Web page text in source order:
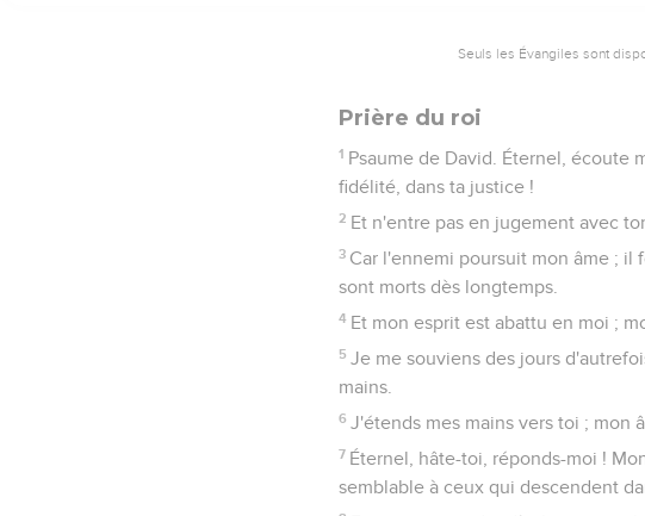
Seuls les Évangiles sont
Prière du roi
1 Psaume de David. Éternel, écoute
fidélité, dans ta justice !
2 Et n'entre pas en jugement avec
3 Car l'ennemi poursuit mon âme ; il
sont morts dès longtemps.
4 Et mon esprit est abattu en moi ;
5 Je me souviens des jours
mains.
6 J'étends mes mains vers toi ; mon
7 Éternel, hâte-toi, réponds-moi !
semblable à ceux qui descendent